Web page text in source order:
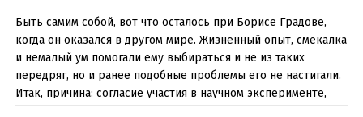
Быть самим собой, вот что осталось при Борисе Градове,
когда он оказался в другом мире. Жизненный опыт, смекалка
и немалый ум помогали ему выбираться и не из таких
передряг, но и ранее подобные проблемы его не настигали.
Итак, причина: согласие участия в научном эксперименте,